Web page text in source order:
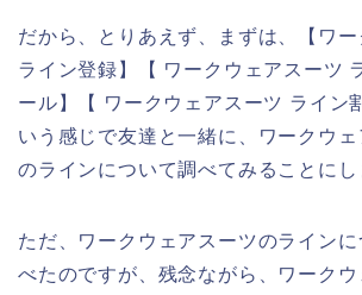
だから、とりあえず、まずは、【ワ
ライン登録】【 ワークウェアスーツ
ール】【 ワークウェアスーツ ライン
いう感じで友達と一緒に、ワークウ
のラインについて調べてみることにし
ただ、ワークウェアスーツのラインに
べたのですが、残念ながら、ワーク